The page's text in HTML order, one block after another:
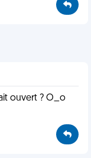
ouvert ? O_o